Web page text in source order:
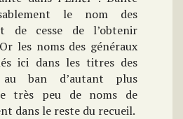
le nom des
de cesse de l’obtenir
les noms des généraux
ici dans les titres des
au ban d’autant plus
très peu de noms de
dans le reste du recueil.